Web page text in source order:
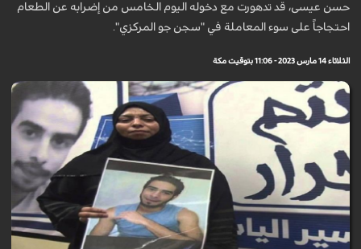
حسن عيسى، قد تدهورت مع دخوله اليوم الخامس من إضرابه عن الطعام
احتجاجاً على سوء المعاملة في "سجن جو المركزي".
الثلاثاء 14 مارس 2023 - 11:06 بتوقيت مكة